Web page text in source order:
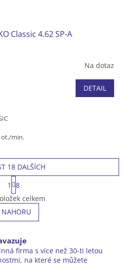
Classic 4.62 SP-A
Na dotaz
DETAIL
ot./min.
65 l
220 mm
/ 7 poloh / centrální nastavení
O
v
l
á
a
c
í
18 DALŠÍCH
S
t
r
á
n
k
v
á
n
í
1
8
celkem
NAHORU
firma s více než 30-ti letou
na které se můžete